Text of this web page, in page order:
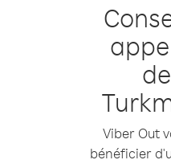
Viber Out
bénéficier